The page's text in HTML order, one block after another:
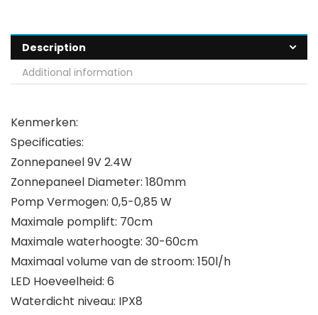
Description
Additional information
Kenmerken:
Specificaties:
Zonnepaneel 9V 2.4W
Zonnepaneel Diameter: 180mm
Pomp Vermogen: 0,5-0,85 W
Maximale pomplift: 70cm
Maximale waterhoogte: 30-60cm
Maximaal volume van de stroom: 150l/h
LED Hoeveelheid: 6
Waterdicht niveau: IPX8